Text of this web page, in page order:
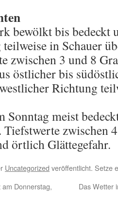
bewölkt bis bedeckt
in Schauer
zwischen 3 und 8
östlicher bis
Richtung
Sonntag meist
zwischen
örtlich Glättegefahr.
Uncategorized veröffentlicht. Setze
Donnerstag,
Das Wetter